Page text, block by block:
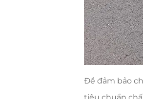
Để đảm bảo